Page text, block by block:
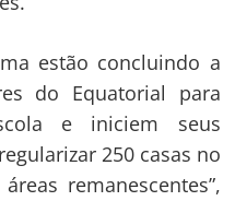
estão concluindo a
do Equatorial para
e iniciem seus
250 casas no
remanescentes”,